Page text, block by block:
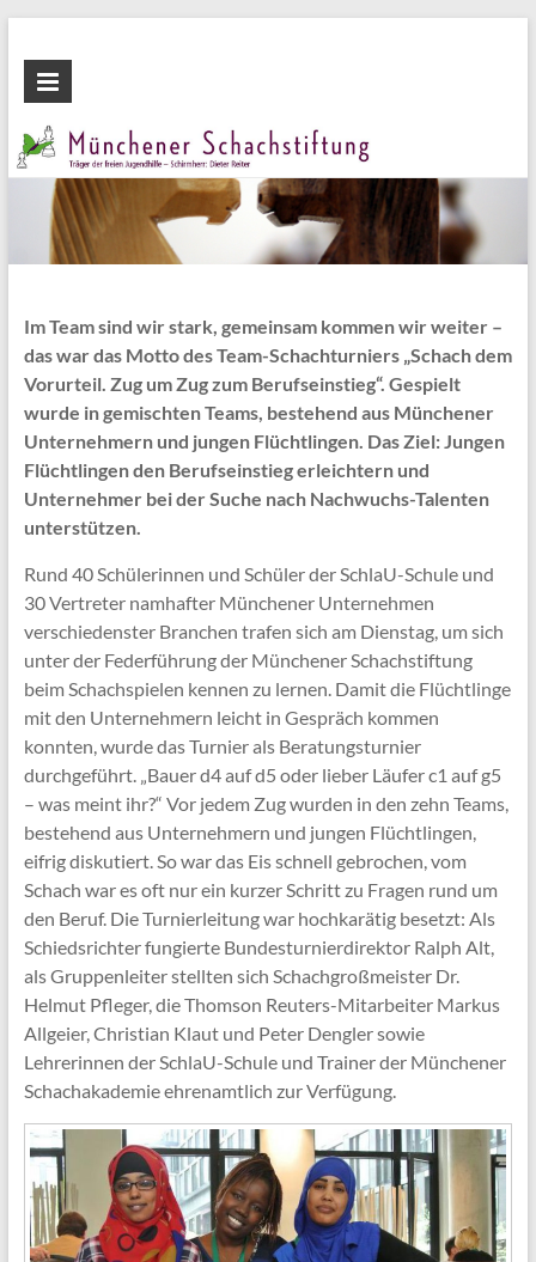
Inhalt
wechseln
Münchener
Schachstiftung
Fördern
durch
Schach
Im Team sind wir stark, gemeinsam kommen wir weiter –
das war das Motto des Team-Schachturniers „Schach dem
Vorurteil. Zug um Zug zum Berufseinstieg“. Gespielt
wurde in gemischten Teams, bestehend aus Münchener
Unternehmern und jungen Flüchtlingen. Das Ziel: Jungen
Flüchtlingen den Berufseinstieg erleichtern und
Unternehmer bei der Suche nach Nachwuchs-Talenten
unterstützen.
Rund 40 Schülerinnen und Schüler der SchlaU-Schule und
30 Vertreter namhafter Münchener Unternehmen
verschiedenster Branchen trafen sich am Dienstag, um sich
unter der Federführung der Münchener Schachstiftung
beim Schachspielen kennen zu lernen. Damit die Flüchtlinge
mit den Unternehmern leicht in Gespräch kommen
konnten, wurde das Turnier als Beratungsturnier
durchgeführt. „Bauer d4 auf d5 oder lieber Läufer c1 auf g5
– was meint ihr?“ Vor jedem Zug wurden in den zehn Teams,
bestehend aus Unternehmern und jungen Flüchtlingen,
eifrig diskutiert. So war das Eis schnell gebrochen, vom
Schach war es oft nur ein kurzer Schritt zu Fragen rund um
den Beruf. Die Turnierleitung war hochkarätig besetzt: Als
Schiedsrichter fungierte Bundesturnierdirektor Ralph Alt,
als Gruppenleiter stellten sich Schachgroßmeister Dr.
Helmut Pfleger, die Thomson Reuters-Mitarbeiter Markus
Allgeier, Christian Klaut und Peter Dengler sowie
Lehrerinnen der SchlaU-Schule und Trainer der Münchener
Schachakademie ehrenamtlich zur Verfügung.